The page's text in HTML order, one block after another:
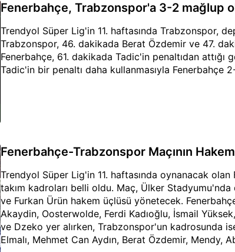
Fenerbahçe, Trabzonspor'a 3-2 mağlup
Trendyol Süper Lig'in 11. haftasında Trabzonspor,
Trabzonspor, 46. dakikada Berat Özdemir ve 47.
Fenerbahçe, 61. dakikada Tadic'in penaltıdan
Tadic'in bir penaltı daha kullanmasıyla Fenerbahçe
Fenerbahçe-Trabzonspor Maçının
Trendyol Süper Lig'in 11. haftasında oynanacak
takım kadroları belli oldu. Maç, Ülker
ve Furkan Ürün hakem üçlüsü yönetecek.
Akaydin, Oosterwolde, Ferdi Kadıoğlu, İsmail
ve Dzeko yer alırken, Trabzonspor'un kadrosunda
Elmalı, Mehmet Can Aydın, Berat Özdemir, Mendy,